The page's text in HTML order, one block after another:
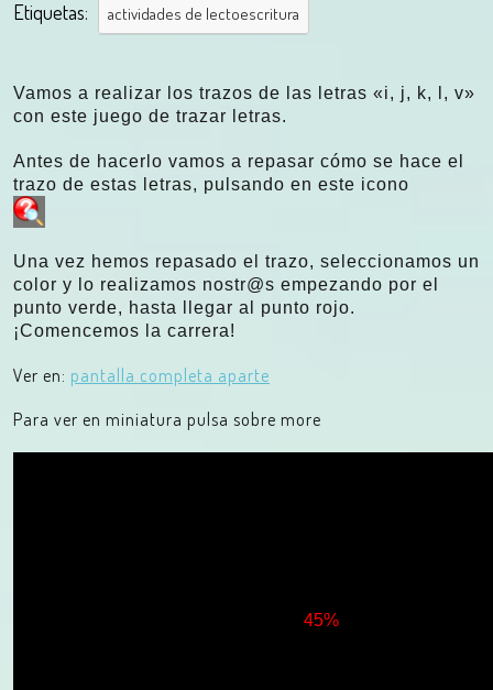
Etiquetas: actividades de lectoescritura
Vamos a realizar los trazos de las letras «i, j, k, l, v»
con este juego de trazar letras.
Antes de hacerlo vamos a repasar cómo se hace el
trazo de estas letras, pulsando en este icono
Una vez hemos repasado el trazo, seleccionamos un
color y lo realizamos nostr@s empezando por el
punto verde, hasta llegar al punto rojo.
¡Comencemos la carrera!
Ver en: pantalla completa aparte
Para ver en miniatura pulsa sobre more